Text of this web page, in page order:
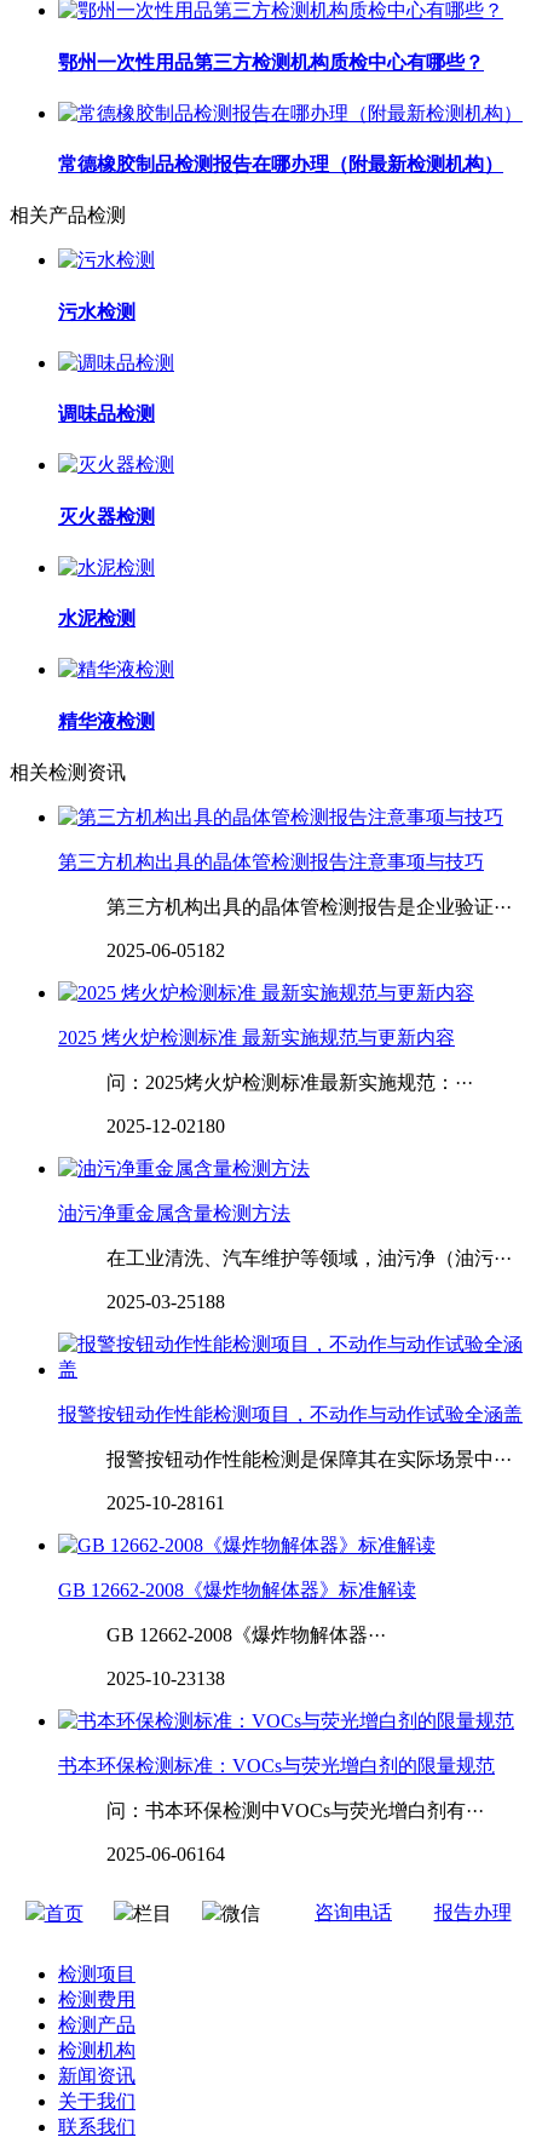
鄂州一次性用品第三方检测机构质检中心有哪些？
常德橡胶制品检测报告在哪办理（附最新检测机构）
相关产品检测
污水检测
调味品检测
灭火器检测
水泥检测
精华液检测
相关检测资讯
第三方机构出具的晶体管检测报告注意事项与技巧
第三方机构出具的晶体管检测报告是企业验证···
2025-06-05182
2025 烤火炉检测标准 最新实施规范与更新内容
问：2025烤火炉检测标准最新实施规范：···
2025-12-02180
油污净重金属含量检测方法
在工业清洗、汽车维护等领域，油污净（油污···
2025-03-25188
报警按钮动作性能检测项目，不动作与动作试验全涵盖
报警按钮动作性能检测是保障其在实际场景中···
2025-10-28161
GB 12662-2008《爆炸物解体器》标准解读
GB 12662-2008《爆炸物解体器···
2025-10-23138
书本环保检测标准：VOCs与荧光增白剂的限量规范
问：书本环保检测中VOCs与荧光增白剂有···
2025-06-06164
首页 栏目 微信 咨询电话 报告办理
检测项目
检测费用
检测产品
检测机构
新闻资讯
关于我们
联系我们